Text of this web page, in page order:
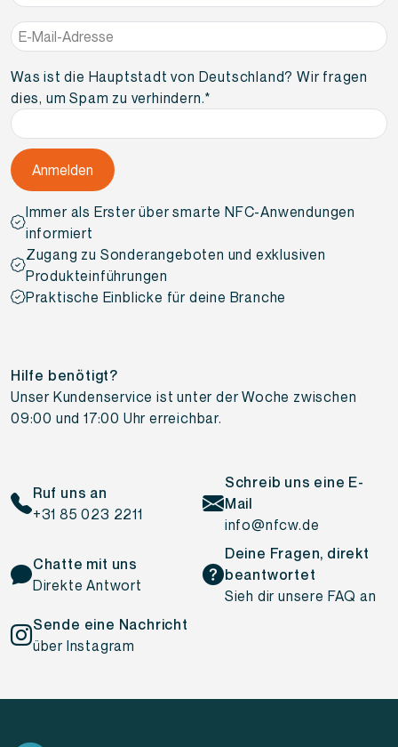
E-
Mail-
Adresse*
Was ist die Hauptstadt von Deutschland? Wir fragen
dies, um Spam zu verhindern.*
Immer als Erster über smarte NFC-Anwendungen
informiert
Zugang zu Sonderangeboten und exklusiven
Produkteinführungen
Praktische Einblicke für deine Branche
Hilfe benötigt?
Unser Kundenservice ist unter der Woche zwischen
09:00 und 17:00 Uhr erreichbar.
Ruf uns an
+31 85 023 2211
Schreib uns eine E-
Mail
info@nfcw.de
Chatte mit uns
Direkte Antwort
Deine Fragen, direkt
beantwortet
Sieh dir unsere FAQ an
Sende eine Nachricht
über Instagram